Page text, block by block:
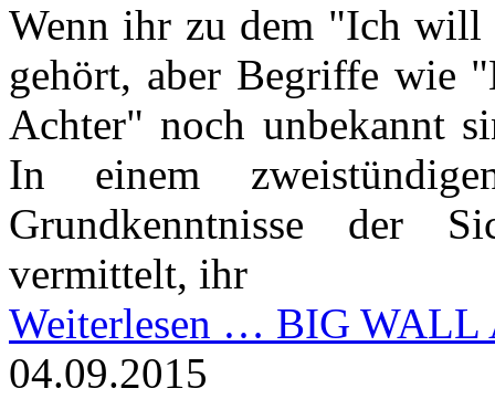
Wenn ihr zu dem "Ich will
gehört, aber Begriffe wie
Achter" noch unbekannt
In einem
Grundkenntnisse der
vermittelt, ihr
Weiterlesen … BIG WALL
04.09.2015